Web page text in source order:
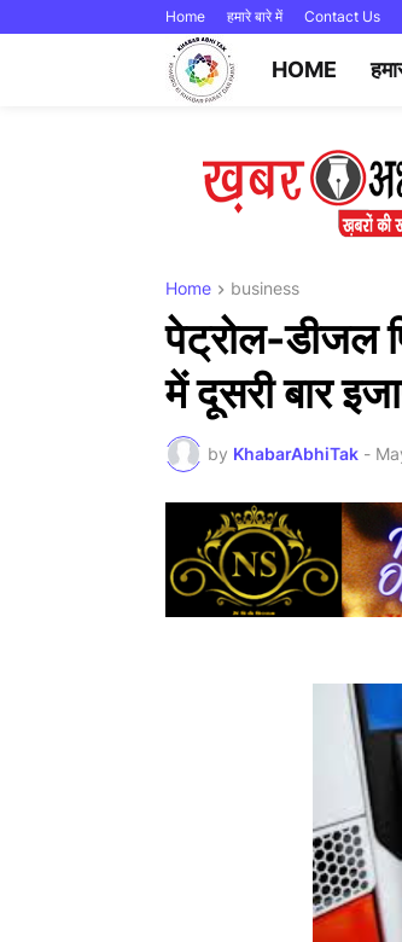
Home हमारे बारे में Contact Us
HOME
Home business
पेट्रोल-डीजल
में दूसरी बार
by KhabarAbhiTak -